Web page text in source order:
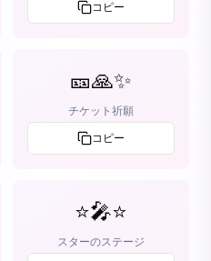
コピー
🎫🙏✨
チケット祈願
コピー
⭐🎤⭐
スターのステージ